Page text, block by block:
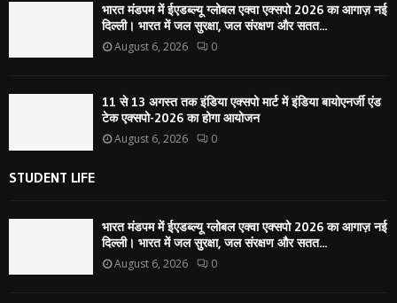
भारत मंडपम में ईएडब्ल्यू ग्लोबल एक्वा एक्सपो 2026 का आगाज़ नई
दिल्ली। भारत में जल सुरक्षा, जल संरक्षण और सतत...
August 6, 2026 0
11 से 13 अगस्त तक इंडिया एक्सपो मार्ट में इंडिया बायोएनर्जी एंड
टेक एक्सपो-2026 का होगा आयोजन
August 6, 2026 0
STUDENT LIFE
भारत मंडपम में ईएडब्ल्यू ग्लोबल एक्वा एक्सपो 2026 का आगाज़ नई
दिल्ली। भारत में जल सुरक्षा, जल संरक्षण और सतत...
August 6, 2026 0